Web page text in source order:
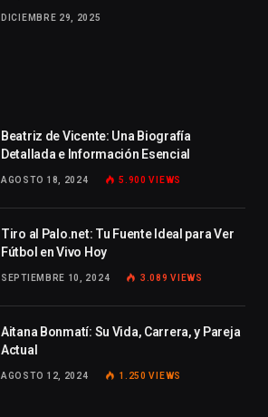
DICIEMBRE 29, 2025
Beatriz de Vicente: Una Biografía
Detallada e Información Esencial
AGOSTO 18, 2024 5.900VIEWS
Tiro al Palo.net: Tu Fuente Ideal para Ver
Fútbol en Vivo Hoy
SEPTIEMBRE 10, 2024 3.089VIEWS
Aitana Bonmatí: Su Vida, Carrera, y Pareja
Actual
AGOSTO 12, 2024 1.250VIEWS